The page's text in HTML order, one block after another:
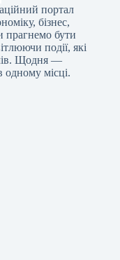
портал
бізнес,
прагнемо бути
події, які
Щодня —
одному місці.